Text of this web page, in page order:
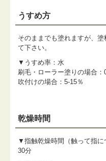
うすめ方
そのままでも塗れますが、
て下さい。
▼うすめ率：水
刷毛・ローラー塗りの場合：
吹付けの場合：5-15％
乾燥時間
▼指触乾燥時間（触って指に
30分